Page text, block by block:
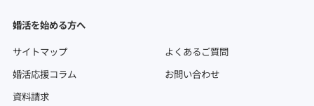
婚活を始める方へ
サイトマップ
よくあるご質問
婚活応援コラム
お問い合わせ
資料請求